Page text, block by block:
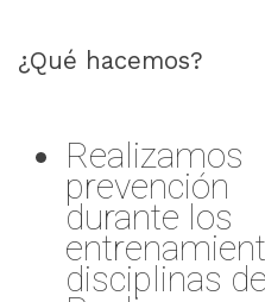
¿Qué hacemos?
durante los
disciplinas